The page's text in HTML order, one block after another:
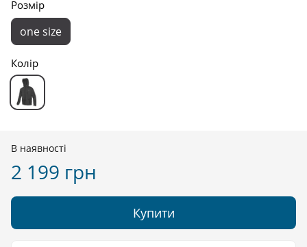
Розмір
one size
Колір
В наявності
2 199 грн
Купити